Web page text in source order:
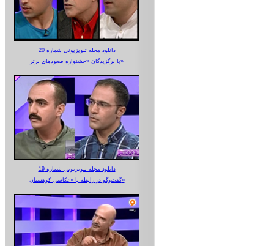
دانلود مجله تلویزیونی شماره 20
با برگزیدگان «جشنواره صعودهای برتر»
دانلود مجله تلویزیونی شماره 19
گفت‌وگو در رابطه با «عکاسی کوهستان»